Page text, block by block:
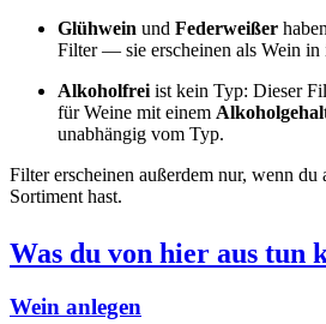
Glühwein und Federweißer
Filter — sie erscheinen als Wein in
Alkoholfrei ist kein Typ: Dieser
für Weine mit einem
unabhängig vom Typ.
Filter erscheinen außerdem nur, wenn du
Sortiment hast.
Was du von hier aus tun
Wein anlegen